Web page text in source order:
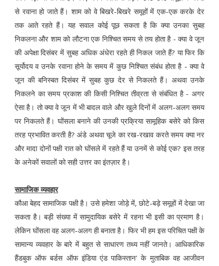
से रवाना हो जाते हैं। शाम को वे बिखरे-बिखरे समूहों में एक-एक करके देर
तक आते रहते हैं। यह सवाल कोई पूछ सकता है कि क्या उनका सुबह
निकलना और शाम को लौटना एक निश्चित समय से तय होता है - क्या वे जून
की अपेक्षा दिसंबर में सुबह अधिक अंधेरा रहते ही निकल जाते हैं? या फिर कि
सूर्योदय व उनके रवाना होने के समय में कुछ निश्चित संबंध होता है - क्या वे
जून की बनिस्बत दिसंबर में सुबह कुछ देर से निकलते हैं। अथवा उनके
निकलने का समय प्रकाश की किसी निश्चित तीव्रता से संबंधित है - अगर
ऐसा है। तो क्या वे जून में भी बादल वाले और खुले दिनों में अलग-अलग समय
पर निकलते हैं। घोंसला बनाने की उनकी प्रक्रिया सामूहिक बसेरे को किस
तरह प्रभावित करती है? अंडे अथवा चूजे का रख-रखाव करते समय क्या नर
और मादा दोनों पक्षी रात को घोंसले में रहते हैं या उनमें से कोई एक? इस तरह
के अनेकों सवालों को सही उत्तर का इंतज़ार है।
सामाजिक व्यवहार
कौआ बेहद सामाजिक पक्षी है। उसे हमेशा जोड़े में, छोटे-बड़े समूहों में देखा जा
सकता है। बड़ी संख्या में सामुदायिक बसेरे में रहना भी इसी का प्रमाण है।
लेकिन घोंसला वह अलग-अलग ही बनाता है। फिर भी हम इस परिचित पक्षी के
सामान्य व्यवहार के बारे में बहुत से साधारण तथ्य नहीं जानते। आधिकारिक
हैंडबुक ऑफ बर्डस ऑफ इंडिया एंड पाकिस्तान' के मुताबिक वह आजीवन